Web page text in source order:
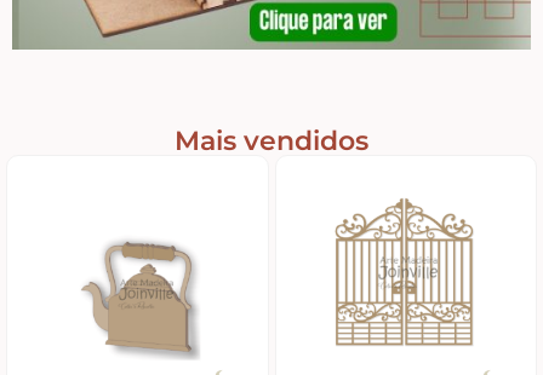
Imagens para Sublimação
Pátinas
Base para Artesanato – Primers – Gesso
Mais vendidos